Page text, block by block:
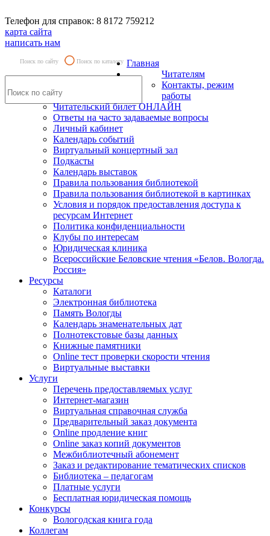
Телефон для справок: 8 8172 759212
карта сайта
написать нам
Поиск по сайту Поиск по каталогу Главная
Читателям
Контакты, режим
работы
Читательский билет ОНЛАЙН
Ответы на часто задаваемые вопросы
Личный кабинет
Календарь событий
Виртуальный концертный зал
Подкасты
Календарь выставок
Правила пользования библиотекой
Правила пользования библиотекой в картинках
Условия и порядок предоставления доступа к
ресурсам Интернет
Политика конфиденциальности
Клубы по интересам
Юридическая клиника
Всероссийские Беловские чтения «Белов. Вологда.
Россия»
Ресурсы
Каталоги
Электронная библиотека
Память Вологды
Календарь знаменательных дат
Полнотекстовые базы данных
Книжные памятники
Online тест проверки скорости чтения
Виртуальные выставки
Услуги
Перечень предоставляемых услуг
Интернет-магазин
Виртуальная справочная служба
Предварительный заказ документа
Online продление книг
Online заказ копий документов
Межбиблиотечный абонемент
Заказ и редактирование тематических списков
Библиотека – педагогам
Платные услуги
Бесплатная юридическая помощь
Конкурсы
Вологодская книга года
Коллегам